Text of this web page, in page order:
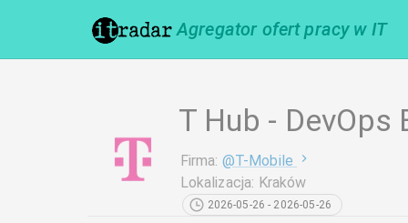
Agregator ofert pracy w IT
T Hub - DevOps
Firma: @T-Mobile
Lokalizacja: Kraków
2026-05-26 - 2026-05-26